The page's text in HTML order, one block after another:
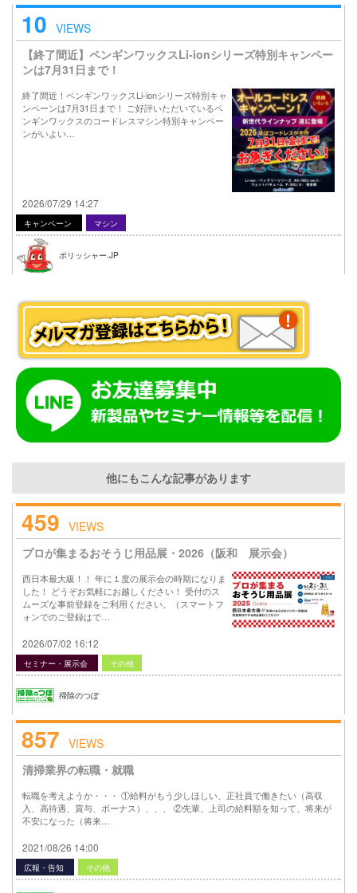
10 VIEWS
【終了間近】ペンギンワックスLi-ionシリーズ特別キャンペー
ンは7月31日まで！
終了間近！ペンギンワックスLi-ionシリーズ特別キャ
ンペーンは7月31日まで！ ご好評いただいているペ
ンギンワックスのコードレスマシン特別キャンペー
ンがいよい…
2026/07/29 14:27
キャンペーン マシン
ポリッシャー.JP
他にもこんな記事があります
459 VIEWS
プロが集まるおそうじ用品展・2026（阪和 展示会）
西日本最大級！！ 年に１度の展示会の時期になりま
した！ どうぞお気軽にお越しください！ 受付のス
ムーズな事前登録をご利用ください。（スマートフ
ォンでのご登録はで…
2026/07/02 16:12
セミナー・展示会 その他
掃除のつぼ
857 VIEWS
清掃業界の転職・就職
転職を考えようか・・・ ①給料がもう少しほしい、正社員で働きたい（高収
入、高待遇、賞与、ボーナス）、、、 ②先輩、上司の給料額を知って、将来が
不安になった（将来…
2021/08/26 14:00
広報・告知 その他